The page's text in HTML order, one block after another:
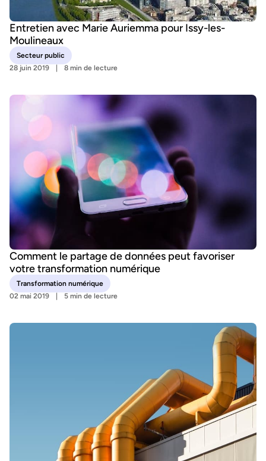
Entretien avec Marie Auriemma pour Issy-les-
Moulineaux
Secteur public
28 juin 2019
8 min de lecture
Comment le partage de données peut favoriser
votre transformation numérique
Transformation numérique
02 mai 2019
5 min de lecture